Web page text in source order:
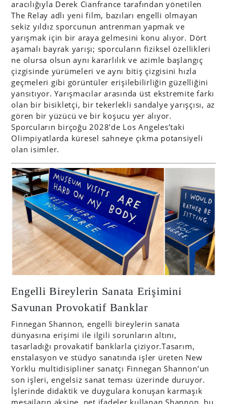
aracılığıyla Derek Cianfrance tarafından yönetilen
The Relay adlı yeni film, bazıları engelli olmayan
sekiz yıldız sporcunun antrenman yapmak ve
yarışmak için bir araya gelmesini konu alıyor. Dört
aşamalı bayrak yarışı; sporcuların fiziksel özellikleri
ne olursa olsun aynı kararlılık ve azimle başlangıç ​​
çizgisinde yürümeleri ve aynı bitiş çizgisini hızla
geçmeleri gibi görüntüler erişilebilirliğin güzelliğini
yansıtıyor. Yarışmacılar arasında üst ekstremite farkı
olan bir bisikletçi, bir tekerlekli sandalye yarışçısı, az
gören bir yüzücü ve bir koşucu yer alıyor.
Sporcuların birçoğu 2028’de Los Angeles’taki
Olimpiyatlarda küresel sahneye çıkma potansiyeli
olan isimler.
Engelli Bireylerin Sanata Erişimini
Savunan Provokatif Banklar
Finnegan Shannon, engelli bireylerin sanata
dünyasına erişimi ile ilgili sorunların altını,
tasarladığı provakatif banklarla çiziyor.Tasarım,
enstalasyon ve stüdyo sanatında işler üreten New
Yorklu multidisipliner sanatçı Finnegan Shannon’un
son işleri, engelsiz sanat teması üzerinde duruyor.
İşlerinde didaktik ve duygulara konuşan karmaşık
mesajların aksine, net ifadeler kullanan Shannon, bu